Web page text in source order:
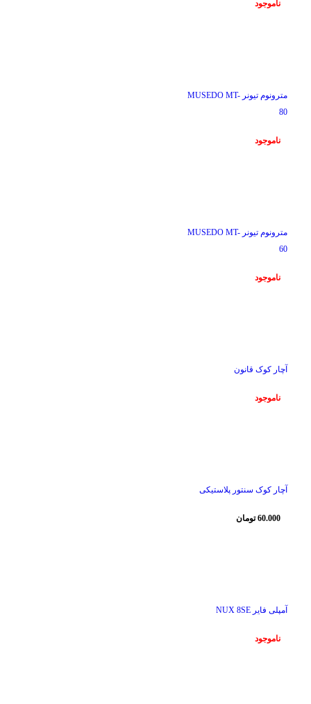
ناموجود
مترونوم تیونر MUSEDO MT-
80
ناموجود
مترونوم تیونر MUSEDO MT-
60
ناموجود
آچار کوک قانون
ناموجود
آچار کوک سنتور پلاستیکی
60.000 تومان
آمپلی فایر NUX 8SE
ناموجود